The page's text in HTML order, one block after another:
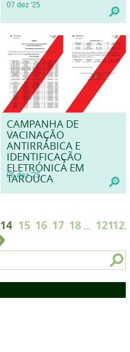
07 dez '25
CAMPANHA DE
VACINAÇÃO
ANTIRRÁBICA E
IDENTIFICAÇÃO
ELETRÓNICA EM
TAROUCA
05 dez '25
14 15 16 17 18 ... 121122